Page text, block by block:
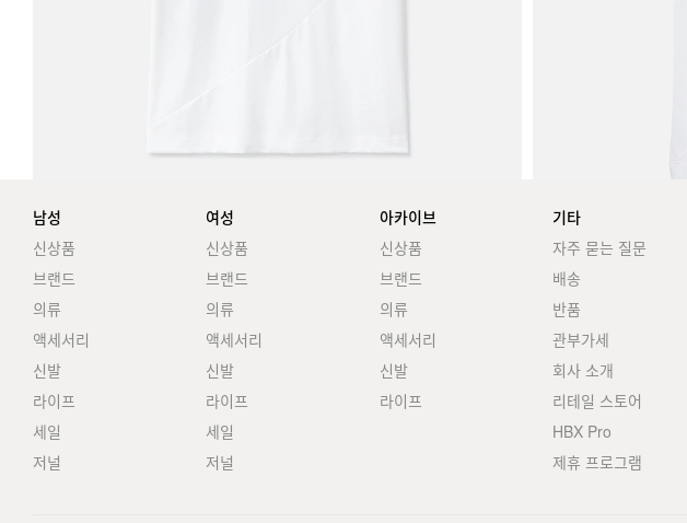
남성
신상품
브랜드
의류
액세서리
신발
라이프
세일
저널
여성
신상품
브랜드
의류
액세서리
신발
라이프
세일
저널
아카이브
신상품
브랜드
의류
액세서리
신발
라이프
기타
자주 묻는 질문
배송
반품
관부가세
회사 소개
리테일 스토어
HBX Pro
제휴 프로그램